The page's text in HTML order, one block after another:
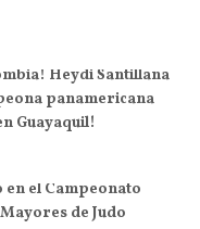
Heydi Santillana
panamericana
Guayaquil!
el Campeonato
de Judo